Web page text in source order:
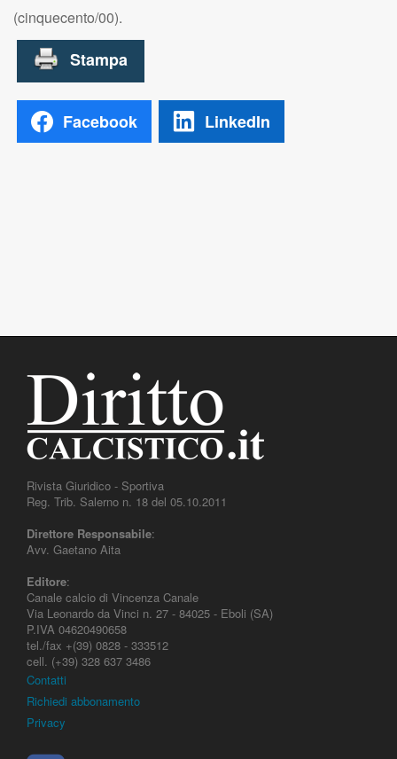
(cinquecento/00).
Facebook LinkedIn
Rivista Giuridico - Sportiva
Reg. Trib. Salerno n. 18 del 05.10.2011
Direttore Responsabile:
Avv. Gaetano Aita
Editore:
Canale calcio di Vincenza Canale
Via Leonardo da Vinci n. 27 - 84025 - Eboli (SA)
P.IVA 04620490658
tel./fax +(39) 0828 - 333512
cell. (+39) 328 637 3486
Contatti
Richiedi abbonamento
Privacy